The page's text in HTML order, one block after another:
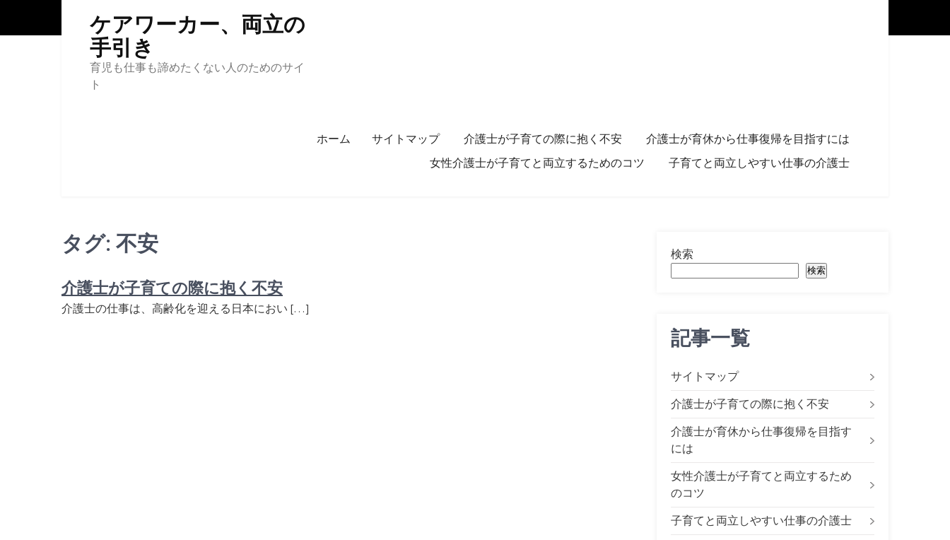
ケアワーカー、両立の
手引き
育児も仕事も諦めたくない人のためのサイ
ト
ホーム サイトマップ 介護士が子育ての際に抱く不安
介護士が育休から仕事復帰を目指すには
女性介護士が子育てと両立するためのコツ
子育てと両立しやすい仕事の介護士
タグ: 不安
介護士が子育ての際に抱く不安
介護士の仕事は、高齢化を迎える日本におい […]
検索
検索
記事一覧
サイトマップ
介護士が子育ての際に抱く不安
介護士が育休から仕事復帰を目指す
には
女性介護士が子育てと両立するため
のコツ
子育てと両立しやすい仕事の介護士